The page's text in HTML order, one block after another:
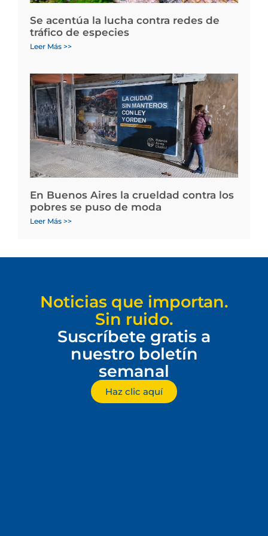
Se acentúa la lucha contra redes de
tráfico de especies
Leer Más >>
En Buenos Aires la crueldad contra los
pobres se puso de moda
Leer Más >>
Noticias que importan.
Sin ruido.
Suscríbete gratis a
nuestro boletín
semanal
Haz clic aquí